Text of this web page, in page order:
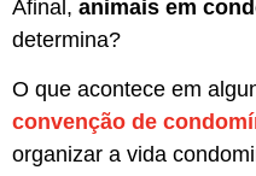
Afinal, animais em
determina?
O que acontece em
convenção de
organizar a vida